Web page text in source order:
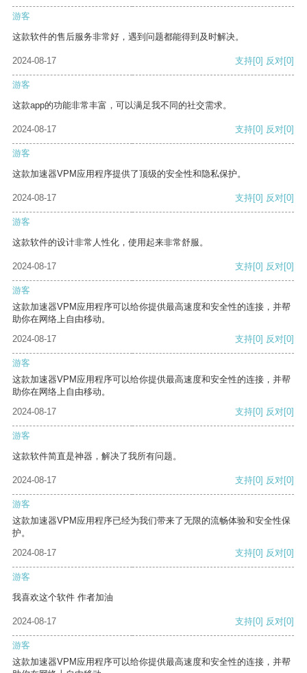
游客
这款软件的售后服务非常好，遇到问题都能得到及时解决。
2024-08-17 支持[0] 反对[0]
游客
这款app的功能非常丰富，可以满足我不同的社交需求。
2024-08-17 支持[0] 反对[0]
游客
这款加速器VPM应用程序提供了顶级的安全性和隐私保护。
2024-08-17 支持[0] 反对[0]
游客
这款软件的设计非常人性化，使用起来非常舒服。
2024-08-17 支持[0] 反对[0]
游客
这款加速器VPM应用程序可以给你提供最高速度和安全性的连接，并帮
助你在网络上自由移动。
2024-08-17
支持[0] 反对[0]
游客
这款加速器VPM应用程序可以给你提供最高速度和安全性的连接，并帮
助你在网络上自由移动。
2024-08-17
支持[0] 反对[0]
游客
这款软件简直是神器，解决了我所有问题。
2024-08-17 支持[0] 反对[0]
游客
这款加速器VPM应用程序已经为我们带来了无限的流畅体验和安全性保
护。
2024-08-17
支持[0] 反对[0]
游客
我喜欢这个软件 作者加油
2024-08-17 支持[0] 反对[0]
游客
这款加速器VPM应用程序可以给你提供最高速度和安全性的连接，并帮